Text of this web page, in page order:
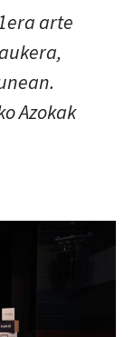
arte
Azokak